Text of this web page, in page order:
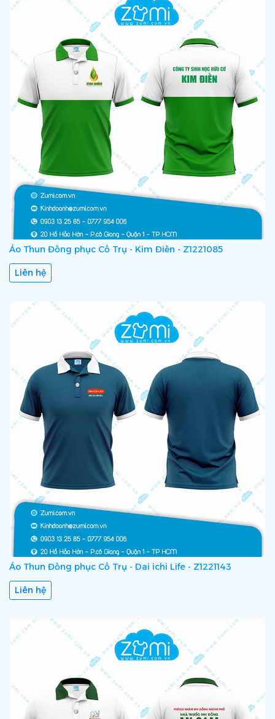
Áo Thun Đồng phục Cổ Trụ - Kim Điền - Z1221085
Liên hệ
Áo Thun Đồng phục Cổ Trụ - Dai ichi Life - Z1221143
Liên hệ